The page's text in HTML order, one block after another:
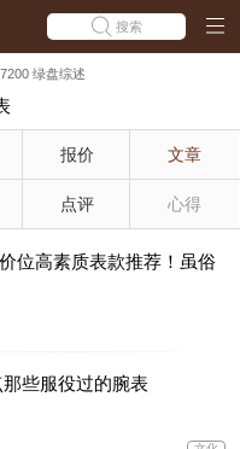
搜索
绿盘综述
报价 文章
点评 心得
位高素质表款推荐！虽俗
些服役过的腕表